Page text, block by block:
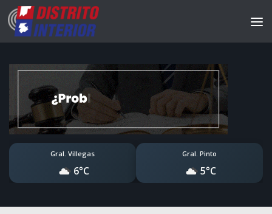
Gral. Villegas
6°C
Gral. Pinto
5°C